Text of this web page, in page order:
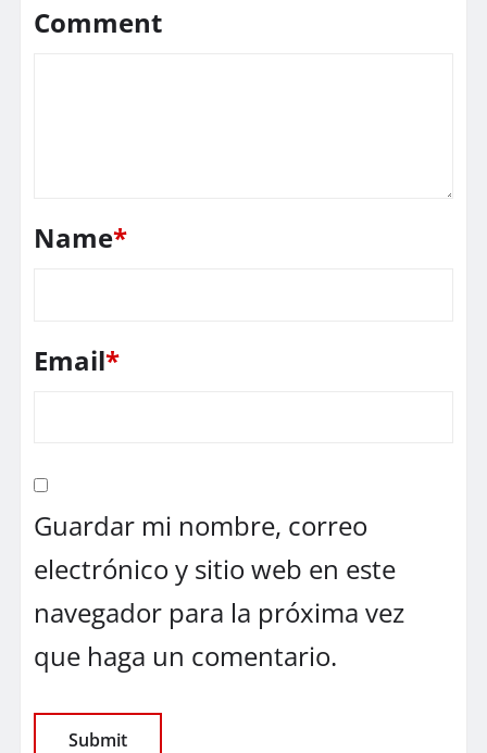
Comment
Name*
Email*
Guardar mi nombre, correo
electrónico y sitio web en este
navegador para la próxima vez
que haga un comentario.